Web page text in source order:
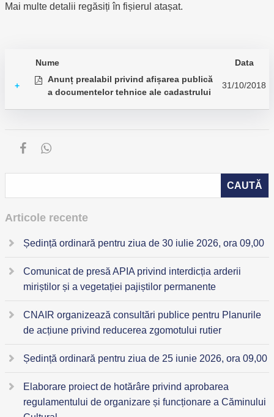
Mai multe detalii regăsiți în fișierul atașat.
Nume Data
+
Anunț prealabil privind afișarea publică
a documentelor tehnice ale cadastrului
31/10/2018
Articole recente
Ședință ordinară pentru ziua de 30 iulie 2026, ora 09,00
Comunicat de presă APIA privind interdicția arderii
miriștilor și a vegetației pajiștilor permanente
CNAIR organizează consultări publice pentru Planurile
de acțiune privind reducerea zgomotului rutier
Ședință ordinară pentru ziua de 25 iunie 2026, ora 09,00
Elaborare proiect de hotărâre privind aprobarea
regulamentului de organizare și funcționare a Căminului